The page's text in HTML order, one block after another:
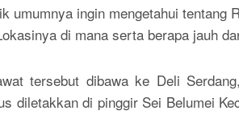
umumnya ingin mengetahui tentang
di mana serta berapa jauh
tersebut dibawa ke Deli
diletakkan di pinggir Sei Belumei